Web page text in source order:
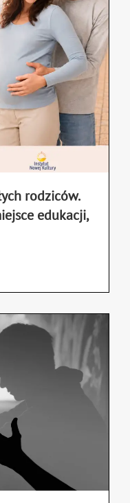
rodziców.
edukacji,